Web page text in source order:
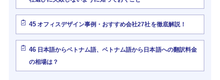
45オフィスデザイン事例・おすすめ会社27社を徹底解説！
46日本語からベトナム語、ベトナム語から日本語への翻訳料金
の相場は？